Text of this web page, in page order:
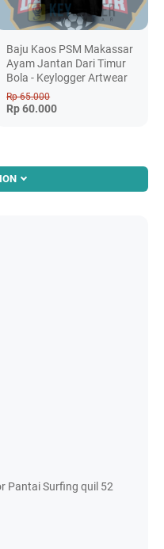
Baju Kaos PSM Makassar
Ayam Jantan Dari Timur
Bola - Keylogger Artwear
Rp 65.000
Rp 60.000
Pantai Surfing quil 52